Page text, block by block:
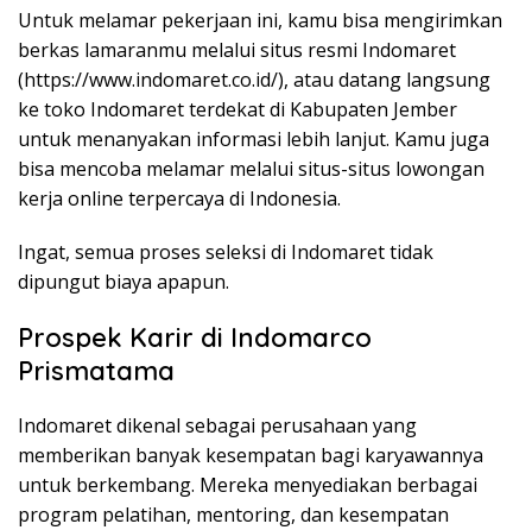
Untuk melamar pekerjaan ini, kamu bisa mengirimkan
berkas lamaranmu melalui situs resmi Indomaret
(https://www.indomaret.co.id/), atau datang langsung
ke toko Indomaret terdekat di Kabupaten Jember
untuk menanyakan informasi lebih lanjut. Kamu juga
bisa mencoba melamar melalui situs-situs lowongan
kerja online terpercaya di Indonesia.
Ingat, semua proses seleksi di Indomaret tidak
dipungut biaya apapun.
Prospek Karir di Indomarco
Prismatama
Indomaret dikenal sebagai perusahaan yang
memberikan banyak kesempatan bagi karyawannya
untuk berkembang. Mereka menyediakan berbagai
program pelatihan, mentoring, dan kesempatan